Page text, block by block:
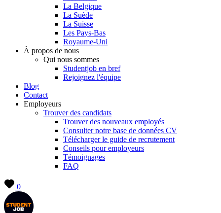
La Belgique
La Suède
La Suisse
Les Pays-Bas
Royaume-Uni
À propos de nous
Qui nous sommes
Studentjob en bref
Rejoignez l'équipe
Blog
Contact
Employeurs
Trouver des candidats
Trouver des nouveaux employés
Consulter notre base de données CV
Télécharger le guide de recrutement
Conseils pour employeurs
Témoignages
FAQ
0